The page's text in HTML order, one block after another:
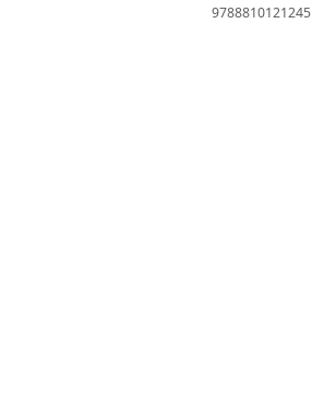
9788810121245